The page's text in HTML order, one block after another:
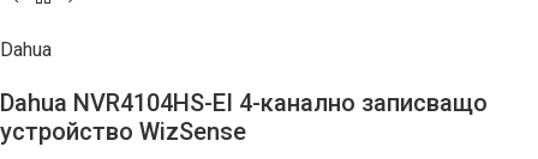
Dahua
Dahua NVR4104HS-EI 4-канално записващо
устройство WizSense